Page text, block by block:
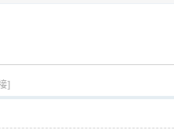
]